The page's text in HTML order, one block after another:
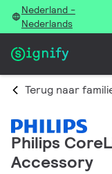
Nederland -
Nederlands
Terug naar
Philips
Accessory